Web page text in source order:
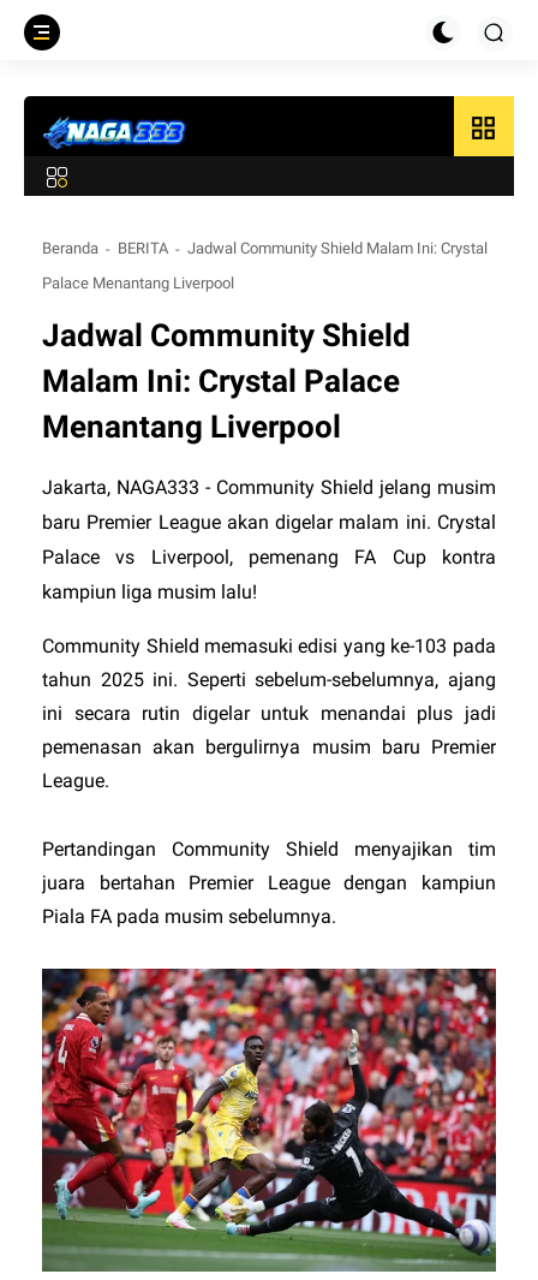
grid_view
Beranda BERITA
Jadwal Community Shield Malam Ini: Crystal
Palace Menantang Liverpool
Jadwal Community Shield
Malam Ini: Crystal Palace
Menantang Liverpool
Jakarta, NAGA333 - Community Shield jelang musim
baru Premier League akan digelar malam ini. Crystal
Palace vs Liverpool, pemenang FA Cup kontra
kampiun liga musim lalu!
Community Shield memasuki edisi yang ke-103 pada
tahun 2025 ini. Seperti sebelum-sebelumnya, ajang
ini secara rutin digelar untuk menandai plus jadi
pemenasan akan bergulirnya musim baru Premier
League.
Pertandingan Community Shield menyajikan tim
juara bertahan Premier League dengan kampiun
Piala FA pada musim sebelumnya.